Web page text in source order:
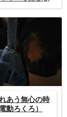
あう無心の時
動ろくろ）